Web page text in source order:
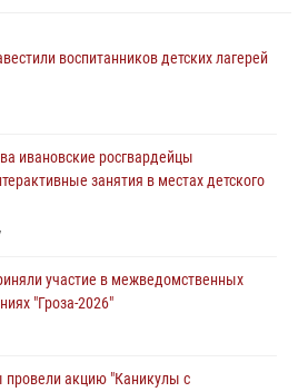
воспитанников детских лагерей
ивановские росгвардейцы
занятия в местах детского
участие в межведомственных
"Гроза-2026"
провели акцию "Каникулы с